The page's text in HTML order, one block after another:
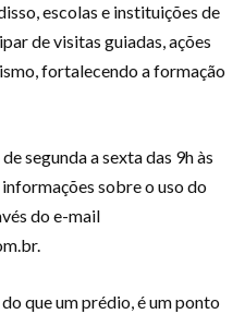
escolas e instituições de
de visitas guiadas, ações
fortalecendo a formação
segunda a sexta das 9h às
sobre o uso do
do e-mail
que um prédio, é um ponto